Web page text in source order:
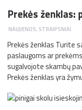
Prekės ženklas:
NAUJIENOS, STRAIPSNIAI
Prekės ženklas Turite
paslaugoms ar
sugalvojote skambų
Prekės ženklas yra